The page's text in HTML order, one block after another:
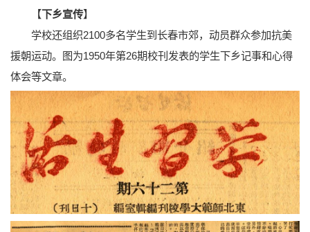
【下乡宣传】
学校还组织2100多名学生到长春市郊，动员群众参加抗美
援朝运动。图为1950年第26期校刊发表的学生下乡记事和心得
体会等文章。